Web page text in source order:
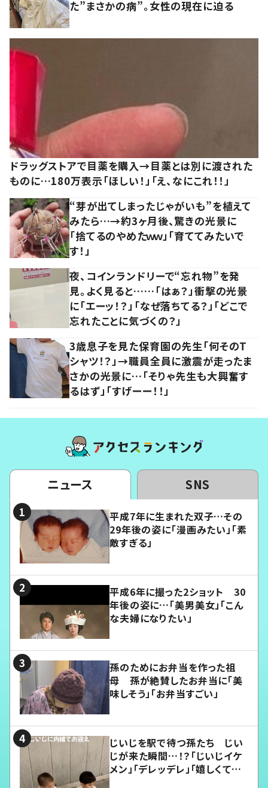
た”まさかの病”。女性の現在に迫る
ドラッグストアで目薬を購入→目薬とは別に渡された
ものに…180万表示「ほしい！」「え、なにこれ！！」
“芽が出てしまったじゃがいも”を植えて
みたら…→約3ヶ月後、驚きの光景に
「捨てるのやめたｗｗ」「育ててみたいで
す！」
夜、コインランドリーで“忘れ物”を発
見。よく見ると……「はぁ？」衝撃の光景
に「エーッ！？」「なぜ落ちてる？」「どこで
忘れたことに気づくの？」
3歳息子を見た保育園の先生「何そのT
シャツ！？」→職員全員に激震が走ったま
さかの光景に…「そりゃ先生も大興奮す
るはず」「すげーー！！」
ニュース SNS
平成7年に生まれた双子…その
29年後の姿に「漫画みたい」「素
敵すぎる」
平成6年に撮った2ショット 30
年後の姿に…「美男美女」「こん
な夫婦になりたい」
孫のためにお弁当を作った祖
母 孫が絶賛したお弁当に「美
味しそう」「お弁当すごい」
じいじを駅で待つ孫たち じい
じが来た瞬間…！？「じいじイケ
メン」「デレッデレ」「嬉しくて可